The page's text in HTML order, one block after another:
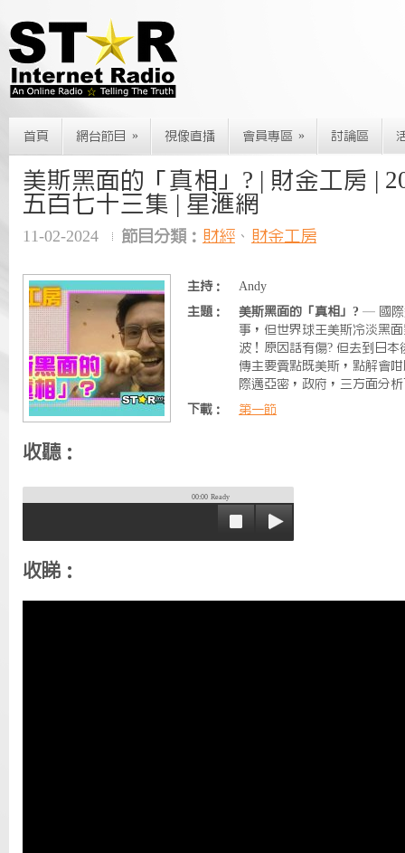
首頁 網台節目 » 視像直播 會員專區 » 討論區
美斯黑面的「真相」? | 財金工房 |
五百七十三集 | 星滙網
11-02-2024 節目分類： 財經 、 財金工房
主持：
Andy
主題：
美斯黑面的「真相」? — 國際
事，但世界球王美斯冷淡黑
波！原因話有傷? 但去到日
傳主要賣點既美斯，點解會
際邁亞密，政府，三方面分
下載：
第一節
收聽：
00:00 Ready
收睇：